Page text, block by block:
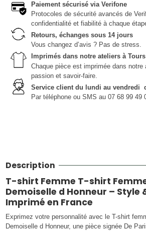
Paiement sécurisé via Verifone
Protocoles de sécurité avancés de
confidentialité et fiabilité à chaque
Retours, échanges sous 14 jours
Vous changez d’avis ? Pas de stress.
Imprimés dans notre ateliers à Tours
Chaque pièce est imprimée dans notre
passion et savoir-faire.
Service client du lundi au vendredi
Par téléphone ou SMS au 07 68 99 49
Description
T-shirt Femme T-shirt
Demoiselle d Honneur – Style
Imprimé en France
Exprimez votre personnalité avec le T-shirt
Demoiselle d Honneur, une pièce signée De